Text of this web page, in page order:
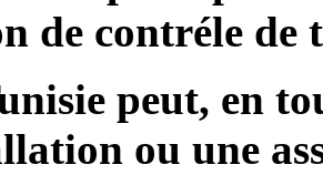
de contréle de
peut, en
ou une